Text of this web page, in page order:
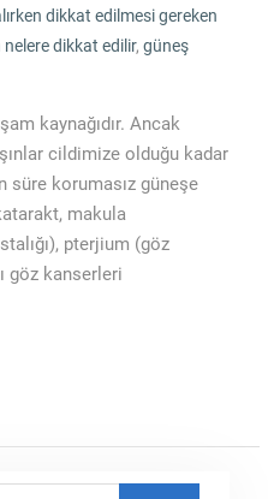
dikkat edilmesi gereken
dikkat edilir, güneş
kaynağıdır. Ancak
cildimize olduğu kadar
süre korumasız güneşe
makula
pterjium (göz
göz kanserleri